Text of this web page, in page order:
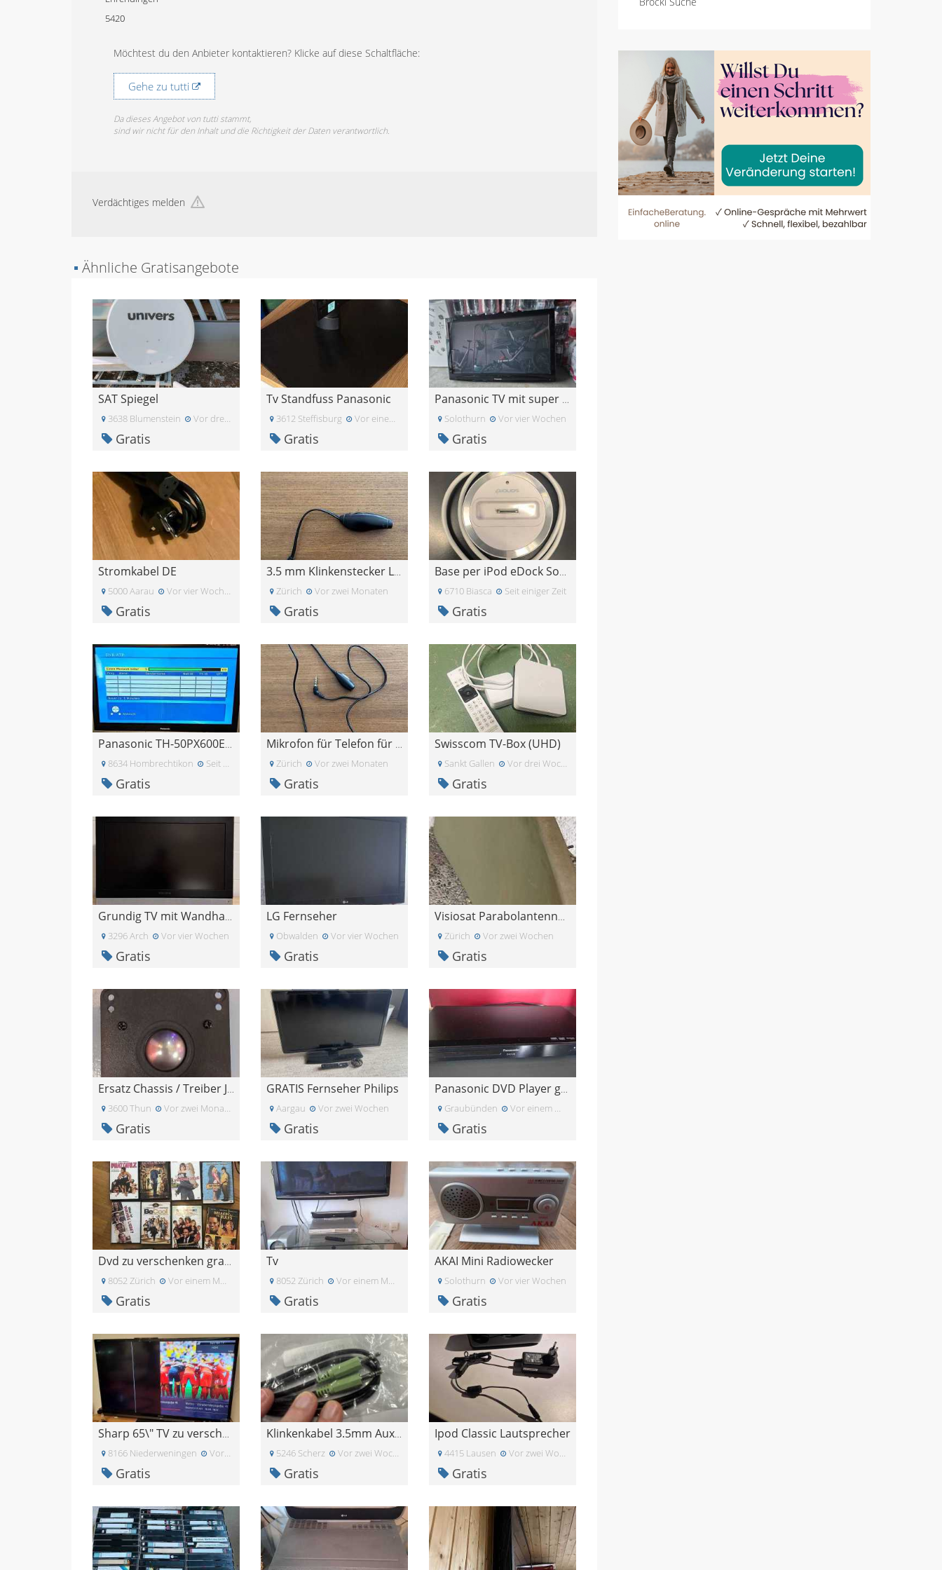
5420
Möchtest du den Anbieter kontaktieren? Klicke auf diese Schaltfläche:
Gehe zu tutti
Da dieses Angebot von tutti stammt,
sind wir nicht für den Inhalt und die Richtigkeit der Daten verantwortlich.
Verdächtiges melden
▪ Ähnliche Gratisangebote
SAT Spiegel
3638 Blumenstein Vor drei Wochen
Gratis
Tv Standfuss Panasonic
3612 Steffisburg Vor einem Monat
Gratis
Panasonic TV mit super Bild!!!
Solothurn Vor vier Wochen
Gratis
Stromkabel DE
5000 Aarau Vor vier Wochen
Gratis
3.5 mm Klinkenstecker Lautstärkeregler
Zürich Vor zwei Monaten
Gratis
Base per iPod eDock Sonorò
6710 Biasca Seit einiger Zeit
Gratis
Panasonic TH-50PX600E Plasma TV
8634 Hombrechtikon Seit einiger Zeit
Gratis
Mikrofon für Telefon für normale Kopfhörer
Zürich Vor zwei Monaten
Gratis
Swisscom TV-Box (UHD)
Sankt Gallen Vor drei Wochen
Gratis
Grundig TV mit Wandhalterung, zu verschenken
3296 Arch Vor vier Wochen
Gratis
LG Fernseher
Obwalden Vor vier Wochen
Gratis
Visiosat Parabolantenne 2 LNB
Zürich Vor zwei Wochen
Gratis
Ersatz Chassis / Treiber JBL Control 28 Hochtöner/
3600 Thun Vor zwei Monaten
Gratis
GRATIS Fernseher Philips
Aargau Vor zwei Wochen
Gratis
Panasonic DVD Player gratis abzugeben
Graubünden Vor einem Monat
Gratis
Dvd zu verschenken gratis
8052 Zürich Vor einem Monat
Gratis
Tv
8052 Zürich Vor einem Monat
Gratis
AKAI Mini Radiowecker
Solothurn Vor vier Wochen
Gratis
Sharp 65\" TV zu verschenken *defekt*
8166 Niederweningen Vor zwei Wochen
Gratis
Klinkenkabel 3.5mm Aux-Kabel Neu & OVP
5246 Scherz Vor zwei Wochen
Gratis
Ipod Classic Lautsprecher
4415 Lausen Vor zwei Wochen
Gratis